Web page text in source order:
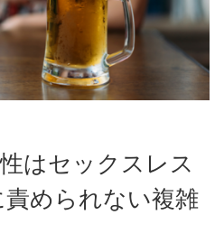
はセックスレス
められない複雑